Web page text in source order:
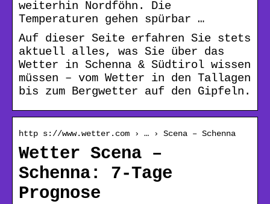
weiterhin Nordföhn. Die
Temperaturen gehen spürbar …
Auf dieser Seite erfahren Sie stets
aktuell alles, was Sie über das
Wetter in Schenna & Südtirol wissen
müssen – vom Wetter in den Tallagen
bis zum Bergwetter auf den Gipfeln.
http s://www.wetter.com › … › Scena – Schenna
Wetter Scena –
Schenna: 7-Tage
Prognose